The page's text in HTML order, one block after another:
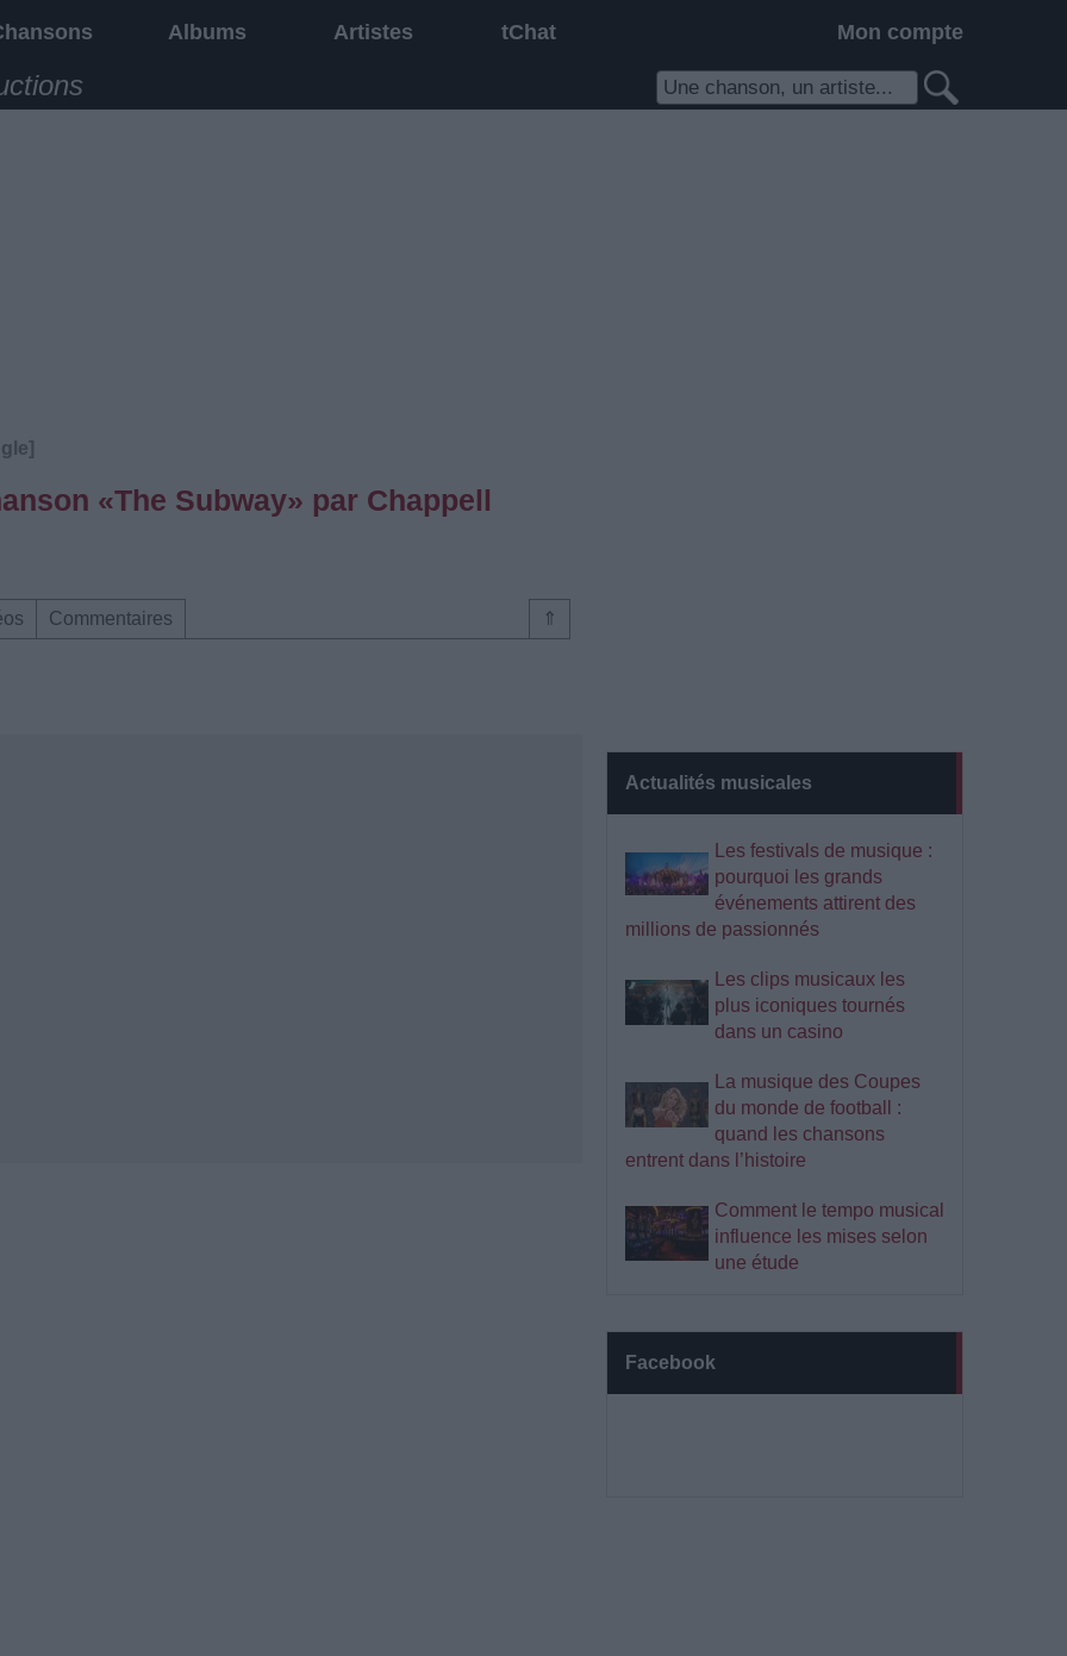
Albums Artistes tChat Mon compte
Actualités musicales
Les festivals de musique :
pourquoi les grands
événements attirent des
millions de passionnés
Les clips musicaux les
plus iconiques tournés
dans un casino
La musique des Coupes
du monde de football :
quand les chansons
entrent dans l’histoire
Comment le tempo musical
influence les mises selon
une étude
Facebook
«The Subway» par Chappell
⇑
Commentaires